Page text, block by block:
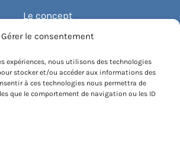
Gérer le consentement
expériences, nous utilisons des technologies
stocker et/ou accéder aux informations des
à ces technologies nous permettra de
que le comportement de navigation ou les ID
Le concept
Blog